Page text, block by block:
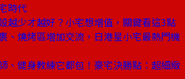
時代
越少才越好？小宅想增值，關鍵看這3點
、燒烤區增加交流，日港星小宅最熱門機
、健身教練它都包！豪宅決勝點：超細緻